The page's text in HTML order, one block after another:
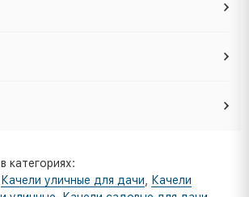
категориях:
Качели уличные для дачи
Качели